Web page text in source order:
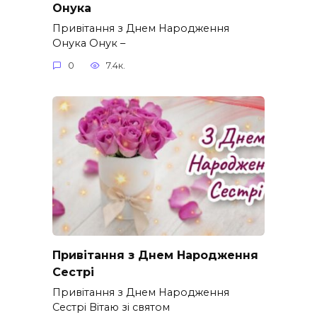
Онука
Привітання з Днем Народження
Онука Онук –
0 7.4к.
Привітання з Днем Народження
Сестрі
Привітання з Днем Народження
Сестрі Вітаю зі святом